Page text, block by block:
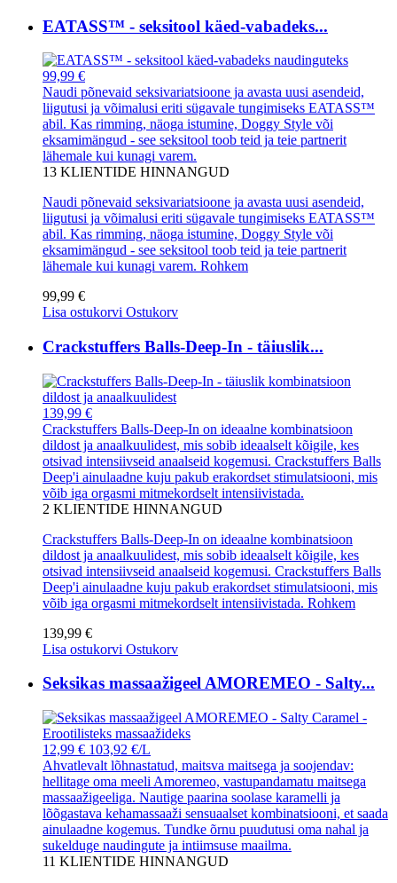
EATASS™ - seksitool käed-vabadeks...
99,99 €
Naudi põnevaid seksivariatsioone ja avasta uusi asendeid,
liigutusi ja võimalusi eriti sügavale tungimiseks EATASS™
abil. Kas rimming, näoga istumine, Doggy Style või
eksamimängud - see seksitool toob teid ja teie partnerit
lähemale kui kunagi varem.
13 KLIENTIDE HINNANGUD
Naudi põnevaid seksivariatsioone ja avasta uusi asendeid,
liigutusi ja võimalusi eriti sügavale tungimiseks EATASS™
abil. Kas rimming, näoga istumine, Doggy Style või
eksamimängud - see seksitool toob teid ja teie partnerit
lähemale kui kunagi varem. Rohkem
99,99 €
Lisa ostukorvi Ostukorv
Crackstuffers Balls-Deep-In - täiuslik...
139,99 €
Crackstuffers Balls-Deep-In on ideaalne kombinatsioon
dildost ja anaalkuulidest, mis sobib ideaalselt kõigile, kes
otsivad intensiivseid anaalseid kogemusi. Crackstuffers Balls
Deep'i ainulaadne kuju pakub erakordset stimulatsiooni, mis
võib iga orgasmi mitmekordselt intensiivistada.
2 KLIENTIDE HINNANGUD
Crackstuffers Balls-Deep-In on ideaalne kombinatsioon
dildost ja anaalkuulidest, mis sobib ideaalselt kõigile, kes
otsivad intensiivseid anaalseid kogemusi. Crackstuffers Balls
Deep'i ainulaadne kuju pakub erakordset stimulatsiooni, mis
võib iga orgasmi mitmekordselt intensiivistada. Rohkem
139,99 €
Lisa ostukorvi Ostukorv
Seksikas massaažigeel AMOREMEO - Salty...
12,99 € 103,92 €/L
Ahvatlevalt lõhnastatud, maitsva maitsega ja soojendav:
hellitage oma meeli Amoremeo, vastupandamatu maitsega
massaažigeeliga. Nautige paarina soolase karamelli ja
lõõgastava kehamassaaži sensuaalset kombinatsiooni, et saada
ainulaadne kogemus. Tundke õrnu puudutusi oma nahal ja
sukelduge naudingute ja intiimsuse maailma.
11 KLIENTIDE HINNANGUD